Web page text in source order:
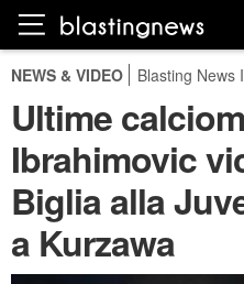
NEWS & VIDEO Blasting News
Ultime
Ibrahimovic
Biglia alla
a Kurzawa